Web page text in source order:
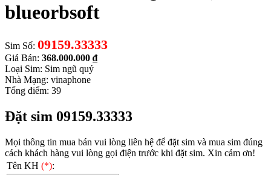
blueorbsoft
Sim Số: 09159.33333
Giá Bán: 368.000.000 ₫
Loại Sim: Sim ngũ quý
Nhà Mạng: vinaphone
Tổng điểm: 39
Đặt sim 09159.33333
Mọi thông tin mua bán vui lòng liên hệ để đặt sim và mua sim đúng
cách khách hàng vui lòng gọi điện trước khi đặt sim. Xin cảm ơn!
Tên KH (*):